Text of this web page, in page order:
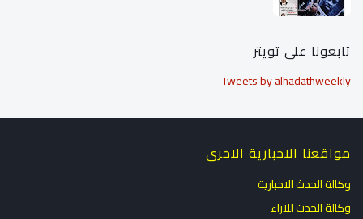
تابعونا على تويتر
Tweets by alhadathweekly
مواقعنا الاخبارية الاخرى
وكالة الحدث الاخبارية
وكالة الحدث للآراء